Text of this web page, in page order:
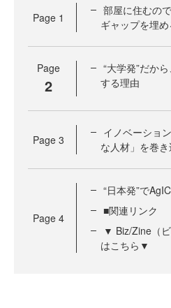
Page 1
部屋に住むの
ギャップを埋
Page
2
“大学発”だか
する理由
Page 3
イノベーショ
な人材」を巻
Page 4
“日本発”で
■関連リンク
▼ Biz/Zine（
はこちら▼